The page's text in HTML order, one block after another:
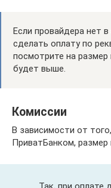
Если провайдера нет
сделать оплату по
посмотрите на размер
будет выше.
Комиссии
В зависимости от
ПриватБанком,